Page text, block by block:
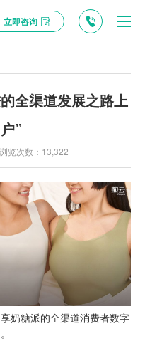
立即咨询
全渠道发展之路上
”
览次数：13,322
奶糖派的全渠道消费者数字